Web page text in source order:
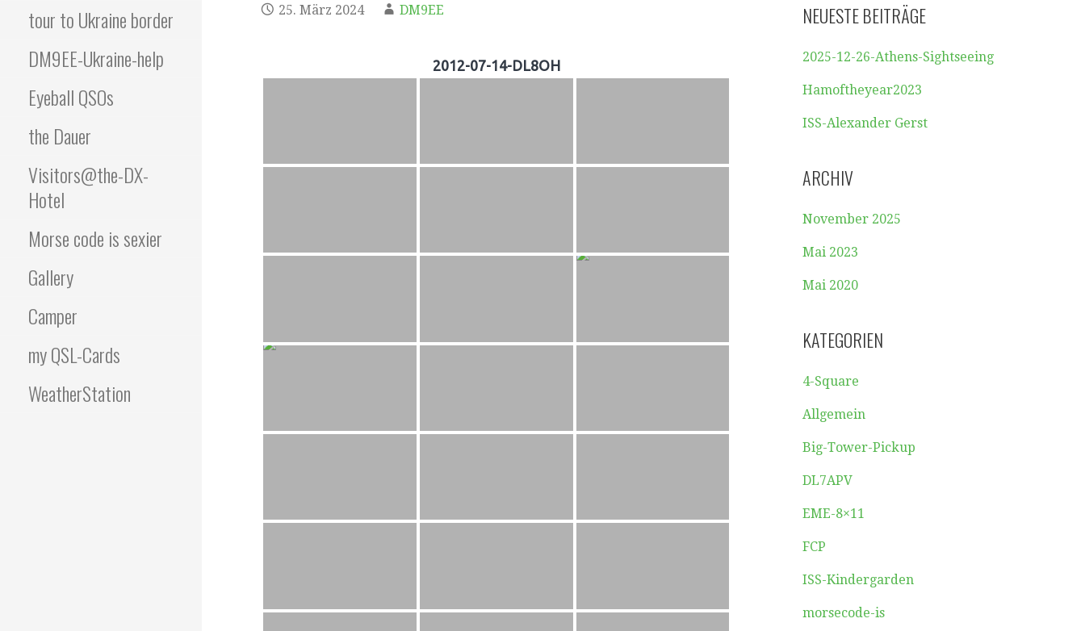
tour to Ukraine border
DM9EE-Ukraine-help
Eyeball QSOs
the Dauer
Visitors@the-DX-
Hotel
Morse code is sexier
Gallery
Camper
my QSL-Cards
WeatherStation
25. März 2024 DM9EE
2012-07-14-DL8OH
NEUESTE BEITRÄGE
2025-12-26-Athens-Sightseeing
Hamoftheyear2023
ISS-Alexander Gerst
ARCHIV
November 2025
Mai 2023
Mai 2020
KATEGORIEN
4-Square
Allgemein
Big-Tower-Pickup
DL7APV
EME-8×11
FCP
ISS-Kindergarden
morsecode-is